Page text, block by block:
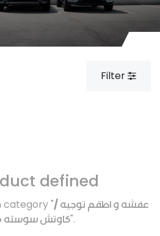
Filter
defined
category "عفشه و اطقم توجيه /
كاوتش سوسته".